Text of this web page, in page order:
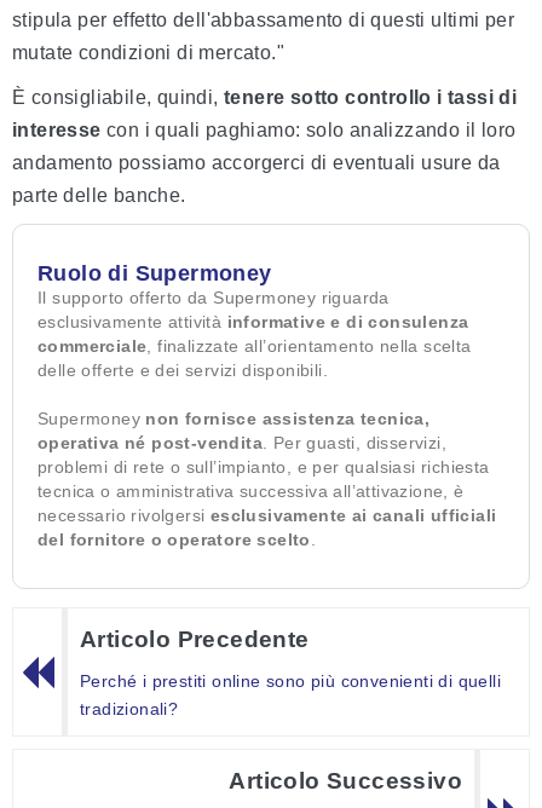
stipula per effetto dell'abbassamento di questi ultimi per
mutate condizioni di mercato."
È consigliabile, quindi, tenere sotto controllo i tassi di
interesse con i quali paghiamo: solo analizzando il loro
andamento possiamo accorgerci di eventuali usure da
parte delle banche.
Ruolo di Supermoney
Il supporto offerto da Supermoney riguarda
esclusivamente attività informative e di consulenza
commerciale, finalizzate all’orientamento nella scelta
delle offerte e dei servizi disponibili.
Supermoney non fornisce assistenza tecnica,
operativa né post-vendita. Per guasti, disservizi,
problemi di rete o sull’impianto, e per qualsiasi richiesta
tecnica o amministrativa successiva all’attivazione, è
necessario rivolgersi esclusivamente ai canali ufficiali
del fornitore o operatore scelto.
Articolo Precedente
Perché i prestiti online sono più convenienti di quelli
tradizionali?
Articolo Successivo